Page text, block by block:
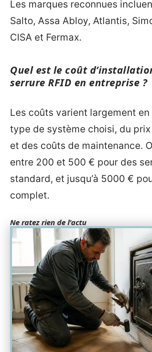
Les marques reconnues
Salto, Assa Abloy, Atlantis,
CISA et Fermax.
Quel est le coût
serrure RFID en entreprise ?
Les coûts varient largement
type de système choisi, du prix
et des coûts de maintenance.
entre 200 et 500 € pour des
standard, et jusqu’à 5000 €
complet.
Ne ratez rien de l'actu